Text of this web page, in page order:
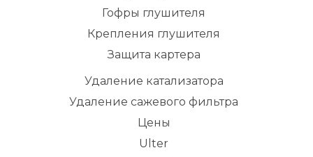
Гофры глушителя
Крепления глушителя
Защита картера
Удаление катализатора
Удаление сажевого фильтра
Цены
Ulter